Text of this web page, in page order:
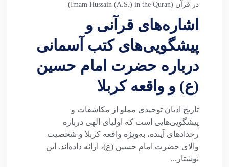
در قرآن (Imam Hussain (A.S.) in the Quran)
اشاره‌های قرآنی و
پیشگویی‌های کتب آسمانی
درباره حضرت امام حسین
(ع) و واقعه کربلا
تاریخ ادیان توحیدی مملو از مکاشفات و
پیشگویی‌هایی است که اولیای الهی درباره
رخدادهای آینده، به‌ویژه واقعه کربلا و شخصیت
والای حضرت امام حسین (ع)، ارائه داده‌اند. این
نوشتار...